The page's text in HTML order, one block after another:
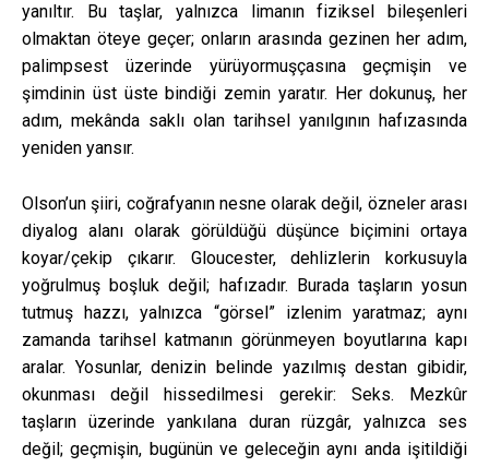
yanıltır. Bu taşlar, yalnızca limanın fiziksel bileşenleri
olmaktan öteye geçer; onların arasında gezinen her adım,
palimpsest üzerinde yürüyormuşçasına geçmişin ve
şimdinin üst üste bindiği zemin yaratır. Her dokunuş, her
adım, mekânda saklı olan tarihsel yanılgının hafızasında
yeniden yansır.
Olson’un şiiri, coğrafyanın nesne olarak değil, özneler arası
diyalog alanı olarak görüldüğü düşünce biçimini ortaya
koyar/çekip çıkarır. Gloucester, dehlizlerin korkusuyla
yoğrulmuş boşluk değil; hafızadır. Burada taşların yosun
tutmuş hazzı, yalnızca “görsel” izlenim yaratmaz; aynı
zamanda tarihsel katmanın görünmeyen boyutlarına kapı
aralar. Yosunlar, denizin belinde yazılmış destan gibidir,
okunması değil hissedilmesi gerekir: Seks. Mezkûr
taşların üzerinde yankılana duran rüzgâr, yalnızca ses
değil; geçmişin, bugünün ve geleceğin aynı anda işitildiği